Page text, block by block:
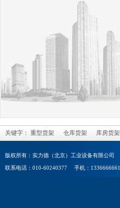
关键字： 重型货架 仓库货架 库房货架
版权所有：实力德（北京）工业设备有限公司
联系电话：010-60240377 手机：